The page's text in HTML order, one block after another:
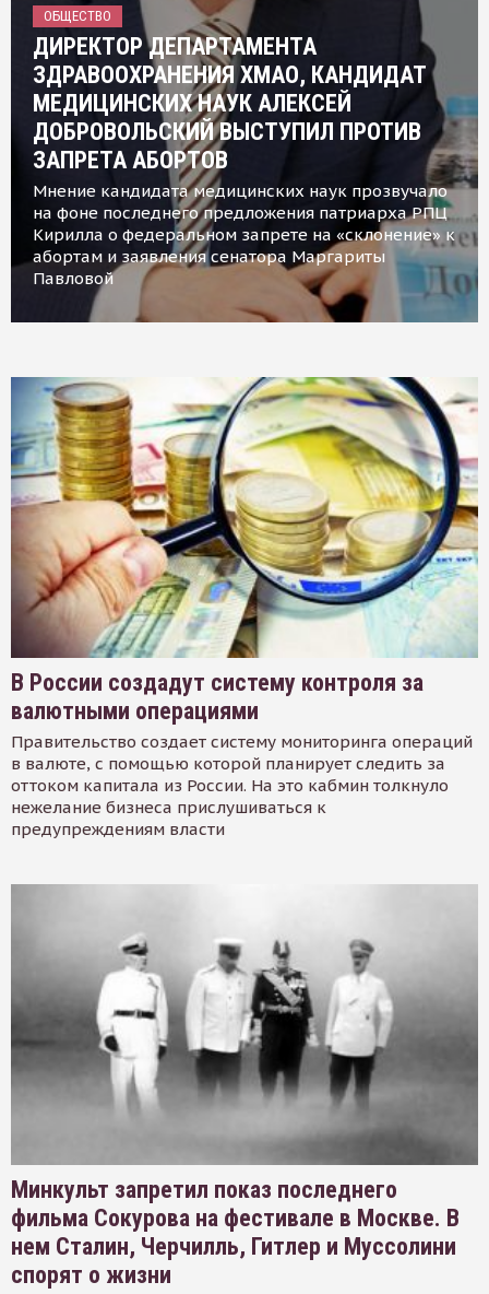
ОБЩЕСТВО
ДИРЕКТОР ДЕПАРТАМЕНТА
ЗДРАВООХРАНЕНИЯ ХМАО, КАНДИДАТ
МЕДИЦИНСКИХ НАУК АЛЕКСЕЙ
ДОБРОВОЛЬСКИЙ ВЫСТУПИЛ ПРОТИВ
ЗАПРЕТА АБОРТОВ
Мнение кандидата медицинских наук прозвучало
на фоне последнего предложения патриарха РПЦ
Кирилла о федеральном запрете на «склонение» к
абортам и заявления сенатора Маргариты
Павловой
В России создадут систему контроля за
валютными операциями
Правительство создает систему мониторинга операций
в валюте, с помощью которой планирует следить за
оттоком капитала из России. На это кабмин толкнуло
нежелание бизнеса прислушиваться к
предупреждениям власти
Минкульт запретил показ последнего
фильма Сокурова на фестивале в Москве. В
нем Сталин, Черчилль, Гитлер и Муссолини
спорят о жизни